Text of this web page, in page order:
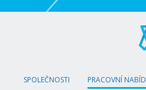
SPOLEČNOSTI PRACOVNÍ